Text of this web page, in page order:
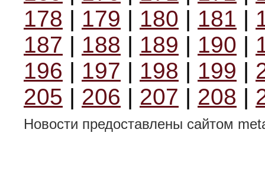
178 | 179 | 180 | 181 |
187 | 188 | 189 | 190 |
196 | 197 | 198 | 199 |
205 | 206 | 207 | 208 |
Новости предоставлены сайтом